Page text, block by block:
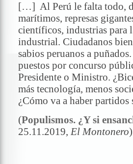
[…] Al Perú le falta todo,
marítimos, represas
científicos, industrias para
industrial. Ciudadanos
sabios peruanos a
puestos por concurso
Presidente o Ministro.
más tecnología, menos
¿Cómo va a haber
(Populismos. ¿Y si
25.11.2019, El Montonero)